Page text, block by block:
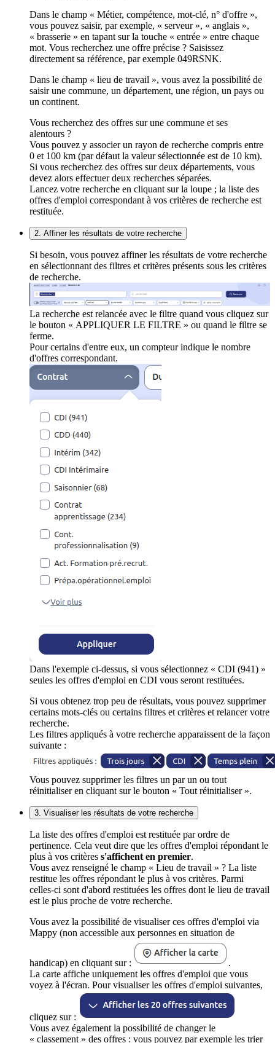
Dans le champ « Métier, compétence, mot-clé, n° d'offre »,
vous pouvez saisir, par exemple, « serveur », « anglais »,
« brasserie » en tapant sur la touche « entrée » entre chaque
mot. Vous recherchez une offre précise ? Saisissez
directement sa référence, par exemple 049RSNK.
Dans le champ « lieu de travail », vous avez la possibilité de
saisir une commune, un département, une région, un pays ou
un continent.
Vous recherchez des offres sur une commune et ses
alentours ?
Vous pouvez y associer un rayon de recherche compris entre
0 et 100 km (par défaut la valeur sélectionnée est de 10 km).
Si vous recherchez des offres sur deux départements, vous
devez alors effectuer deux recherches séparées.
Lancez votre recherche en cliquant sur la loupe ; la liste des
offres d'emploi correspondant à vos critères de recherche est
restituée.
2. Affiner les résultats de votre recherche
Si besoin, vous pouvez affiner les résultats de votre recherche
en sélectionnant des filtres et critères présents sous les critères
de recherche.
La recherche est relancée avec le filtre quand vous cliquez sur
le bouton « APPLIQUER LE FILTRE » ou quand le filtre se
ferme.
Pour certains d'entre eux, un compteur indique le nombre
d'offres correspondant.
Dans l'exemple ci-dessus, si vous sélectionnez « CDI (941) »
seules les offres d'emploi en CDI vous seront restituées.
Si vous obtenez trop peu de résultats, vous pouvez supprimer
certains mots-clés ou certains filtres et critères et relancer votre
recherche.
Les filtres appliqués à votre recherche apparaissent de la façon
suivante :
Vous pouvez supprimer les filtres un par un ou tout
réinitialiser en cliquant sur le bouton « Tout réinitialiser ».
3. Visualiser les résultats de votre recherche
La liste des offres d'emploi est restituée par ordre de
pertinence. Cela veut dire que les offres d'emploi répondant le
plus à vos critères s'affichent en premier.
Vous avez renseigné le champ « Lieu de travail » ? La liste
restitue les offres répondant le plus à vos critères. Parmi
celles-ci sont d'abord restituées les offres dont le lieu de travail
est le plus proche de votre recherche.
Vous avez la possibilité de visualiser ces offres d'emploi via
Mappy (non accessible aux personnes en situation de
handicap) en cliquant sur :
.
La carte affiche uniquement les offres d'emploi que vous
voyez à l'écran. Pour visualiser les offres d'emploi suivantes,
cliquez sur :
Vous avez également la possibilité de changer le
« classement » des offres : vous pouvez par exemple les trier